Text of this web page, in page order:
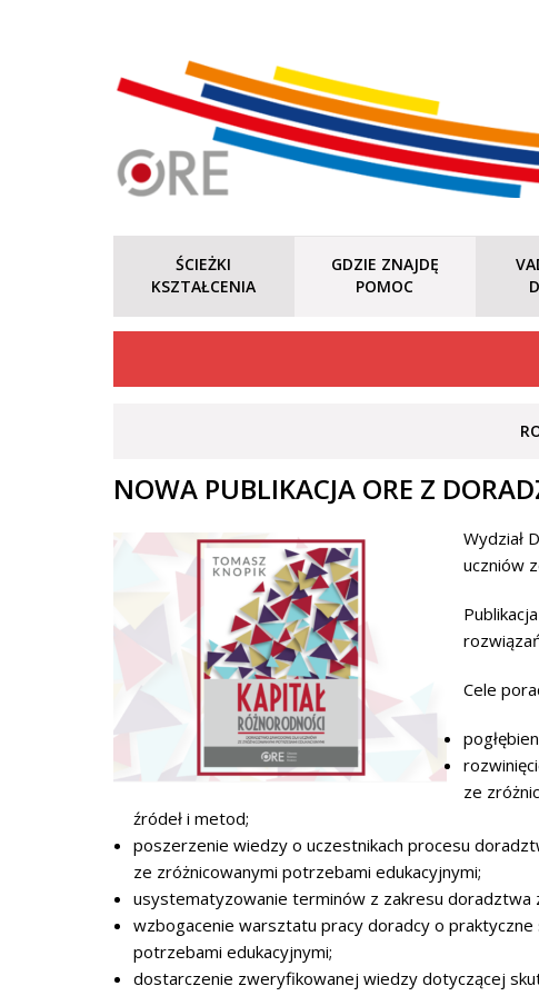
ŚCIEŻKI
KSZTAŁCENIA
GDZIE ZNAJDĘ
POMOC
NOWA PUBLIKACJA ORE Z
Wydział
uczniów
Cele
ze
źródeł i metod;
poszerzenie wiedzy o uczestnikach procesu
ze zróżnicowanymi potrzebami edukacyjnymi;
usystematyzowanie terminów z zakresu doradztwa
wzbogacenie warsztatu pracy doradcy o
potrzebami edukacyjnymi;
dostarczenie zweryfikowanej wiedzy dotyczącej